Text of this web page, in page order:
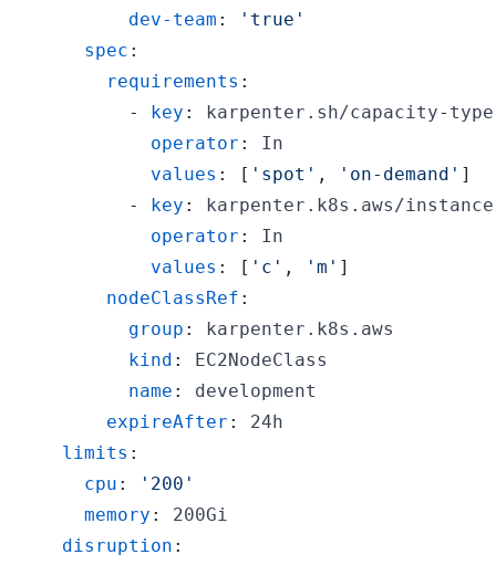
dev-team :
'true'
spec :
requirements :
-
key : karpenter.sh/capacity-
operator :
values : [ 'spot' , 'on-demand' ]
-
key : karpenter.k8s.aws/instance
operator :
values : [ 'c' , 'm' ]
nodeClassRef :
group :
kind :
name :
expireAfter :
limits :
cpu :
'200'
memory :
disruption :